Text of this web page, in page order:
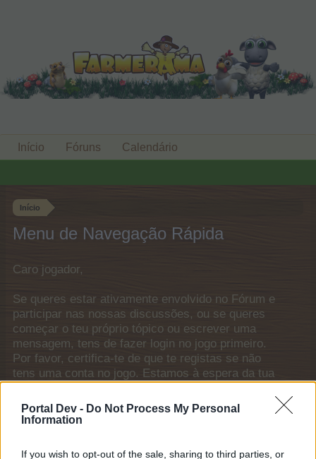
Portal Dev - Do Not Process My Personal
Information
If you wish to opt-out of the sale, sharing to third parties, or
Início
Menu de Navegação Rápida
Caro jogador,
Se queres estar ativamente envolvido no Fórum e
participar nas nossas discussões, ou se queres
começar o teu próprio tópico ou escrever uma
mensagem, tens de fazer login no jogo primeiro.
Por favor, certifica-te de que te registas se não
tens uma conta no jogo. Estamos à espera da tua
Links Gerais
Início Fóruns Calendário